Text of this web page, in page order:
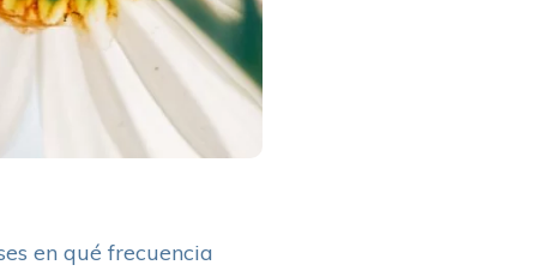
en qué frecuencia